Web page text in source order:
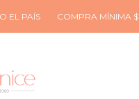
PAÍS COMPRA MÍNIMA